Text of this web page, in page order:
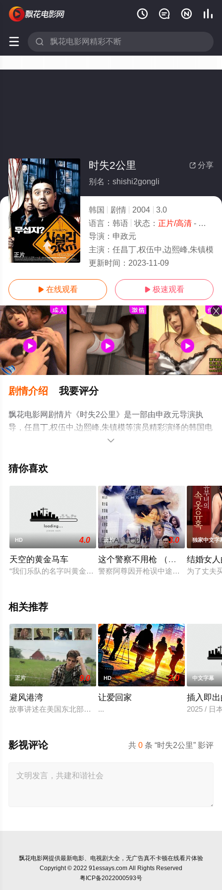
   
 
正片
 分享
时失2公里
别名：shishi2gongli
韩国 剧情 2004
3.0
语言： 韩语 状态： 正片/高清- 免费在线观看
导演： 申政元
主演： 任昌丁,权伍中,边熙峰,朱镇模
更新时间： 2023-11-09
 在线观看  极速观看
剧情介绍 我要评分
飘花电影网剧情片《时失2公里》是一部由申政元导演执
导，任昌丁,权伍中,边熙峰,朱镇模等演员精彩演绎的韩国电
影，手机免费观看高清无删减完整版电影大全就上飘花影
平台了解。

猜你喜欢
HD 4.0
天空的黄金马车
“我们乐队的名字叫黄金马车，我们一定会火的！”这是一部前辈
正片 3.0
这个警察不用枪 （国语版）
警察阿尊因开枪误中途人,其后拿起
独家中文字
结婚女
为了丈夫
相关推荐
正片 9.0
避风港湾
故事讲述在美国东北部一个小镇的农场，一个怀抱音乐理想的
HD 2.0
让爱回家
...
中文字幕
插入即
2025 / 日
共0 条 “时失2公里” 影评
影视评论
飘花电影网提供最新电影、电视剧大全，无广告真不卡顿在线看片体验
Copyright © 2022 91essays.com All Rights Reserved
粤ICP备2022000593号